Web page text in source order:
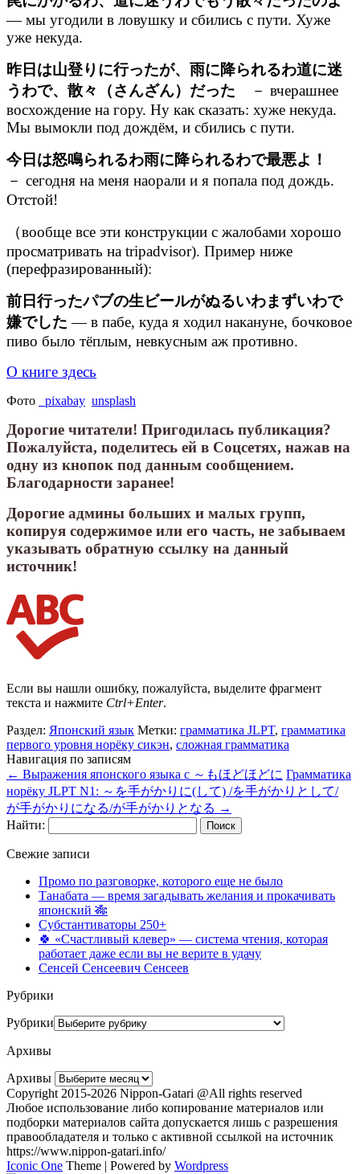
— мы угодили в ловушку и сбились с пути. Хуже
уже некуда.
昨日は山登りに行ったが、雨に降られるわ道に迷
うわで、散々（さんざん）だった － вчерашнее
восхождение на гору. Ну как сказать: хуже некуда.
Мы вымокли под дождём, и сбились с пути.
今日は怒鳴られるわ雨に降られるわで最悪よ！
－ сегодня на меня наорали и я попала под дождь.
Отстой!
（вообще все эти конструкции с жалобами хорошо
просматривать на tripadvisor). Пример ниже
(перефразированный):
前日行ったパブの生ビールがぬるいわまずいわで
嫌でした — в пабе, куда я ходил накануне, бочковое
пиво было тёплым, невкусным аж противно.
О книге здесь
Фото pixabay unsplash
Дорогие читатели! Пригодилась публикация?
Пожалуйста, поделитесь ей в Соцсетях, нажав на
одну из кнопок под данным сообщением.
Благодарности заранее!
Дорогие админы больших и малых групп,
копируя содержимое или его часть, не забываем
указывать обратную ссылку на данный
источник!
Если вы нашли ошибку, пожалуйста, выделите фрагмент
текста и нажмите Ctrl+Enter.
Раздел: Японский язык Метки: грамматика JLPT, грамматика
первого уровня норёку сикэн, сложная грамматика
Навигация по записям
← Выражения японского языка с ～もほどほどに Грамматика
норёку JLPT N1: ～を手がかりに(して) /を手がかりとして/
が手がかりになる/が手がかりとなる →
Найти:
Свежие записи
Промо по разговорке, которого еще не было
Танабата — время загадывать желания и прокачивать
японский 🎋
Субстантиваторы 250+
🍀 «Счастливый клевер» — система чтения, которая
работает даже если вы не верите в удачу
Сенсей Сенсеевич Сенсеев
Рубрики
Рубрики
Архивы
Архивы
Copyright 2015-2026 Nippon-Gatari @All rights reserved
Любое использование либо копирование материалов или
подборки материалов сайта допускается лишь с разрешения
правообладателя и только с активной ссылкой на источник
https://www.nippon-gatari.info/
Iconic One Theme | Powered by Wordpress